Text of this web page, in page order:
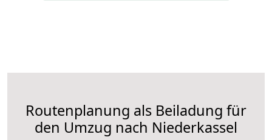
Routenplanung als Beiladung für
den Umzug nach Niederkassel